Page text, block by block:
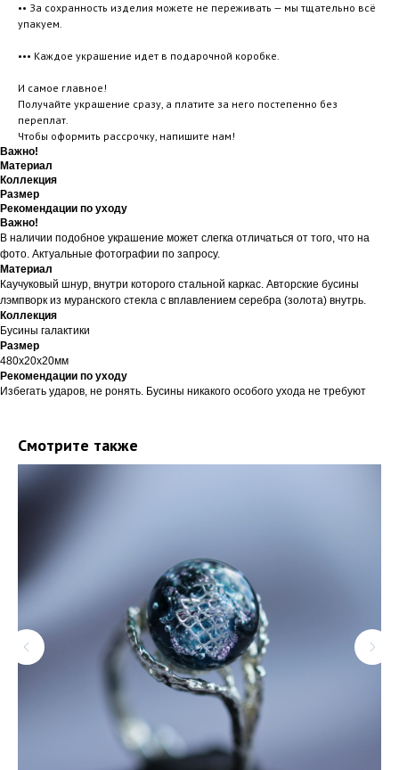
•• За сохранность изделия можете не переживать — мы тщательно всё
упакуем.
••• Каждое украшение идет в подарочной коробке.
И самое главное!
Получайте украшение сразу, а платите за него постепенно без
переплат.
Чтобы оформить рассрочку, напишите нам!
Важно!
Материал
Коллекция
Размер
Рекомендации по уходу
Важно!
В наличии подобное украшение может слегка отличаться от того, что на
фото. Актуальные фотографии по запросу.
Материал
Каучуковый шнур, внутри которого стальной каркас. Авторские бусины
лэмпворк из муранского стекла с вплавлением серебра (золота) внутрь.
Коллекция
Бусины галактики
Размер
480х20х20мм
Рекомендации по уходу
Избегать ударов, не ронять. Бусины никакого особого ухода не требуют
Смотрите также